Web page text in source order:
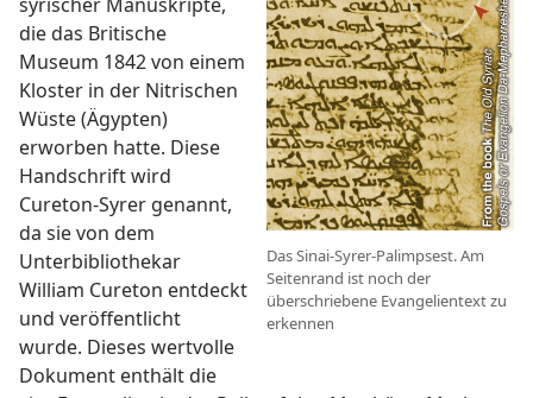
Das Sinai-Syrer-Palimpsest. Am
Seitenrand ist noch der
überschriebene Evangelientext zu
erkennen
die das Britische
Museum 1842 von einem
Kloster in der Nitrischen
Wüste (Ägypten)
erworben hatte. Diese
Handschrift wird
Cureton-Syrer genannt,
da sie von dem
Unterbibliothekar
William Cureton entdeckt
und veröffentlicht
wurde. Dieses wertvolle
Dokument enthält die